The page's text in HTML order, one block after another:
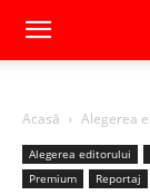
Acasă Alegerea
Alegerea editorului
Premium
Reportaj